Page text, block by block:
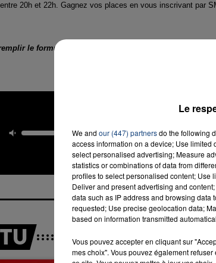
20h et 22h. Gagnez vos places en vous inscrivant par
le formulaire ci-dessous.
JENNIFER
LOPEZ & DAVID
GUETTA
Le
We and our (447) partnersdo the following
access information on a device; Use
select personalised advertising; Measure
statistics or combinations of data from
profiles to select personalised content; Use
Deliver and present advertising and
data such as IP address and browsing
requested; Use precise geolocation data;
based on information transmitted
Vous pouvez accepter en cliquant sur
mes choix". Vous pouvez également